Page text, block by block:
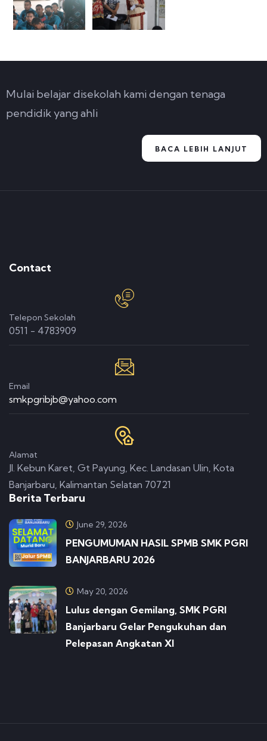
Mulai belajar disekolah kami dengan tenaga
pendidik yang ahli
BACA LEBIH LANJUT
Contact
Telepon Sekolah
0511 - 4783909
Email
smkpgribjb@yahoo.com
Alamat
Jl. Kebun Karet, Gt Payung, Kec. Landasan Ulin, Kota
Banjarbaru, Kalimantan Selatan 70721
Berita Terbaru
June 29, 2026
PENGUMUMAN HASIL SPMB SMK PGRI
BANJARBARU 2026
May 20, 2026
Lulus dengan Gemilang, SMK PGRI
Banjarbaru Gelar Pengukuhan dan
Pelepasan Angkatan XI